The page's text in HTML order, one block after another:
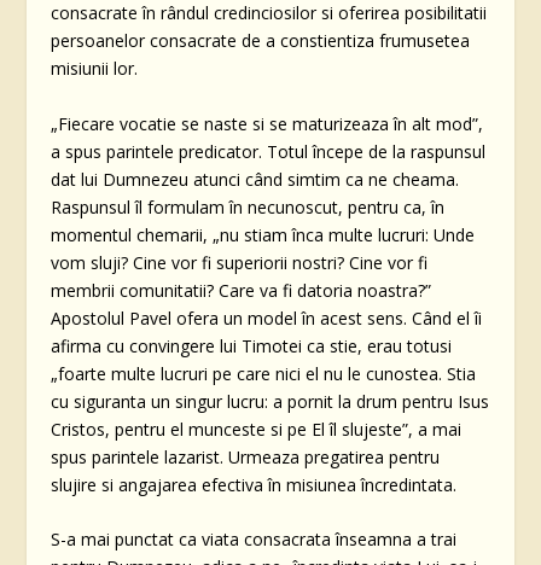
consacrate în rândul credinciosilor si oferirea posibilitatii
persoanelor consacrate de a constientiza frumusetea
misiunii lor.
„Fiecare vocatie se naste si se maturizeaza în alt mod”,
a spus parintele predicator. Totul începe de la raspunsul
dat lui Dumnezeu atunci când simtim ca ne cheama.
Raspunsul îl formulam în necunoscut, pentru ca, în
momentul chemarii, „nu stiam înca multe lucruri: Unde
vom sluji? Cine vor fi superiorii nostri? Cine vor fi
membrii comunitatii? Care va fi datoria noastra?”
Apostolul Pavel ofera un model în acest sens. Când el îi
afirma cu convingere lui Timotei ca stie, erau totusi
„foarte multe lucruri pe care nici el nu le cunostea. Stia
cu siguranta un singur lucru: a pornit la drum pentru Isus
Cristos, pentru el munceste si pe El îl slujeste”, a mai
spus parintele lazarist. Urmeaza pregatirea pentru
slujire si angajarea efectiva în misiunea încredintata.
S-a mai punctat ca viata consacrata înseamna a trai